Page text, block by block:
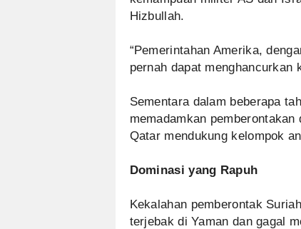
Hizbullah.
“Pemerintahan Amerika,
pernah dapat menghancurkan
Sementara dalam beberapa
memadamkan
Qatar mendukung kelompok
Dominasi yang Rapuh
Kekalahan pemberontak
terjebak di Yaman dan gagal